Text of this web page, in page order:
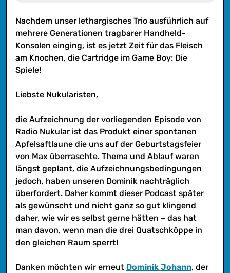
Nachdem unser lethargisches Trio ausführlich auf
mehrere Generationen tragbarer Handheld-
Konsolen einging, ist es jetzt Zeit für das Fleisch
am Knochen, die Cartridge im Game Boy: Die
Spiele!
Liebste Nukularisten,
die Aufzeichnung der vorliegenden Episode von
Radio Nukular ist das Produkt einer spontanen
Apfelsaftlaune die uns auf der Geburtstagsfeier
von Max überraschte. Thema und Ablauf waren
längst geplant, die Aufzeichnungsbedingungen
jedoch, haben unseren Dominik nachträglich
überfordert. Daher kommt dieser Podcast später
als gewünscht und nicht ganz so gut klingend
daher, wie wir es selbst gerne hätten – das hat
man davon, wenn man die drei Quatschköppe in
den gleichen Raum sperrt!
Danken möchten wir erneut Dominik Johann, der